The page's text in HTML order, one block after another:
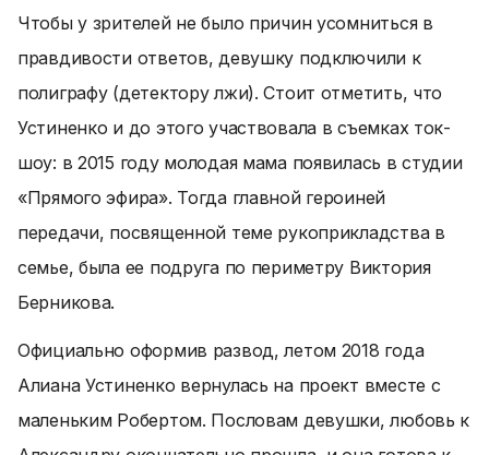
Чтобы у зрителей не было причин усомниться в
правдивости ответов, девушку подключили к
полиграфу (детектору лжи). Стоит отметить, что
Устиненко и до этого участвовала в съемках ток-
шоу: в 2015 году молодая мама появилась в студии
«Прямого эфира». Тогда главной героиней
передачи, посвященной теме рукоприкладства в
семье, была ее подруга по периметру Виктория
Берникова.
Официально оформив развод, летом 2018 года
Алиана Устиненко вернулась на проект вместе с
маленьким Робертом. Пословам девушки, любовь к